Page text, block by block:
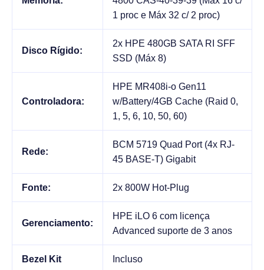
1 proc e Máx 32 c/ 2 proc)
Disco Rígido:
2x HPE 480GB SATA RI SFF
SSD (Máx 8)
Controladora:
HPE MR408i-o Gen11
w/Battery/4GB Cache (Raid 0,
1, 5, 6, 10, 50, 60)
Rede:
BCM 5719 Quad Port (4x RJ-
45 BASE-T) Gigabit
Fonte: 2x 800W Hot-Plug
Gerenciamento:
HPE iLO 6 com licença
Advanced suporte de 3 anos
Bezel Kit Incluso